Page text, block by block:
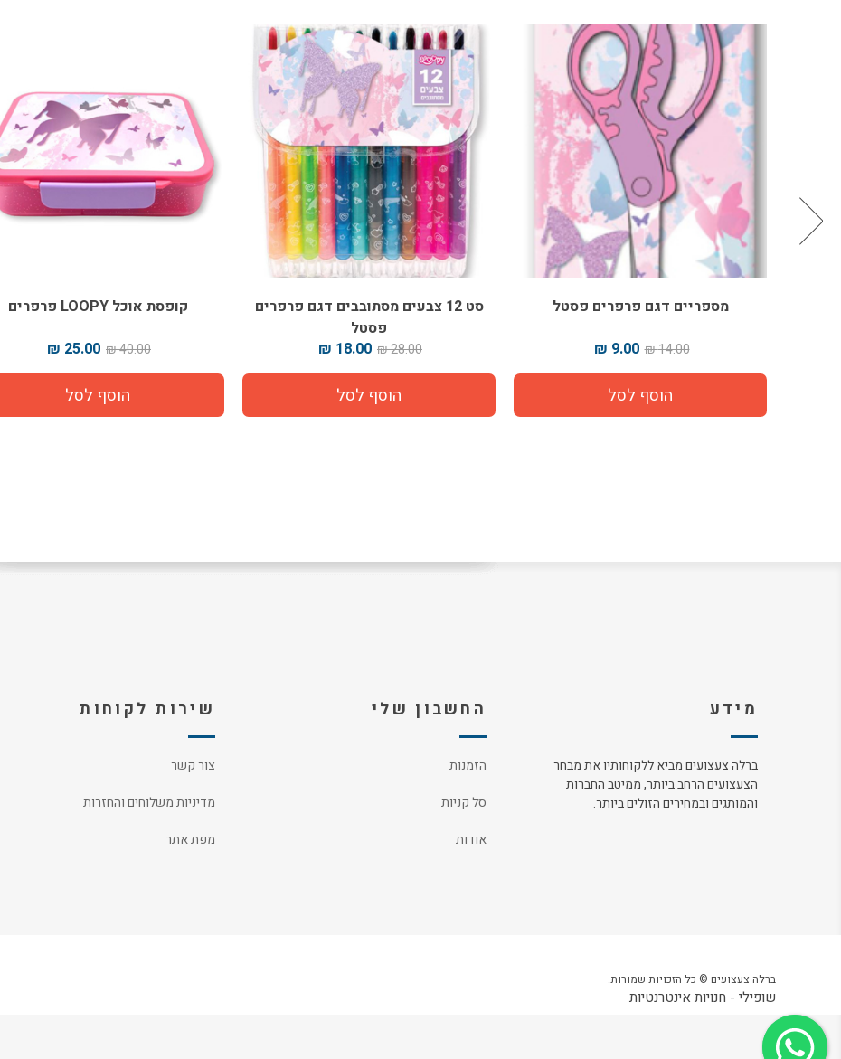
מספריים דגם פרפרים פסטל
14.00 ₪
9.00 ₪
סט 12 צבעים מסתובבים דגם פרפרים
פסטל
28.00 ₪
18.00 ₪
קופסת אוכל LOOPY פרפרים
40.00 ₪
25.00 ₪
מידע
ברלה צעצועים מביא ללקוחותיו את מבחר
הצעצועים הרחב ביותר, ממיטב החברות
והמותגים ובמחירים הזולים ביותר.
החשבון שלי
הזמנות
סל קניות
אודות
שירות לקוחות
צור קשר
מדיניות משלוחים והחזרות
מפת אתר
ברלה צעצועים © כל הזכויות שמורות.
שופילי - חנויות אינטרנטיות